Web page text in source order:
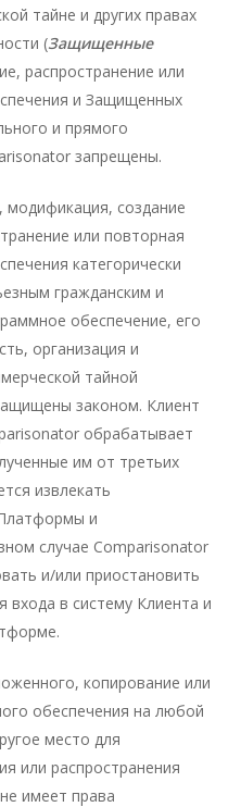
тайне и других правах
(Защищенные
распространение или
и Защищенных
и прямого
запрещены.
создание
или повторная
категорически
гражданским и
обеспечение, его
организация и
тайной
законом. Клиент
обрабатывает
им от третьих
извлекать
и
случае Comparisonator
и/или приостановить
входа в систему Клиента и
копирование или
обеспечения на любой
место для
или распространения
имеет права